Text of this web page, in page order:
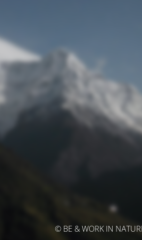
© BE & WORK IN